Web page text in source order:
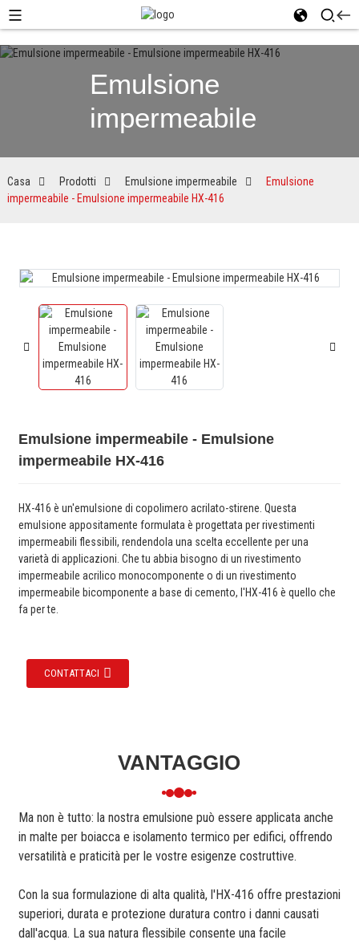
Emulsione
impermeabile
Casa Prodotti Emulsione impermeabile
Emulsione
impermeabile - Emulsione impermeabile HX-416
Emulsione impermeabile - Emulsione
impermeabile HX-416
HX-416 è un'emulsione di copolimero acrilato-stirene. Questa
emulsione appositamente formulata è progettata per rivestimenti
impermeabili flessibili, rendendola una scelta eccellente per una
varietà di applicazioni. Che tu abbia bisogno di un rivestimento
impermeabile acrilico monocomponente o di un rivestimento
impermeabile bicomponente a base di cemento, l'HX-416 è quello che
fa per te.
CONTATTACI
VANTAGGIO
Ma non è tutto: la nostra emulsione può essere applicata anche
in malte per boiacca e isolamento termico per edifici, offrendo
versatilità e praticità per le vostre esigenze costruttive.
Con la sua formulazione di alta qualità, l'HX-416 offre prestazioni
superiori, durata e protezione duratura contro i danni causati
dall'acqua. La sua natura flessibile consente una facile